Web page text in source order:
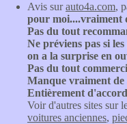
Avis surauto4a.com,
pour moi....vraiment
Pas du tout
Ne préviens pas si
on a la surprise en
Pas du tout
Manque vraiment de
Entièrement
Voir d'autres sites sur
voitures anciennes,